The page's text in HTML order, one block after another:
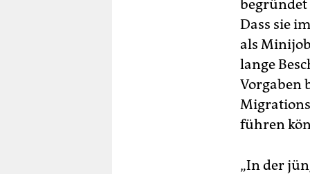
begründet
Dass sie
als
lange
Vorgaben
führen
„In der